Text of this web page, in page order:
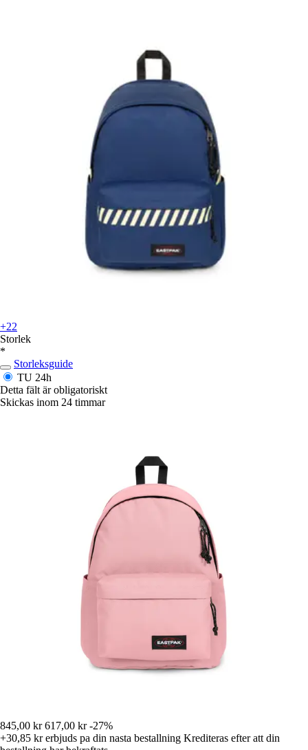
+22
Storlek
*
Storleksguide
TU 24h
Detta fält är obligatoriskt
Skickas inom 24 timmar
845,00 kr 617,00 kr -27%
+30,85 krerbjuds pa din nasta bestallning Krediteras efter att din